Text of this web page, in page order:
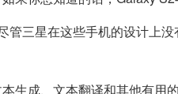
三星在这些手机的设计上
生成、文本翻译和其他有用